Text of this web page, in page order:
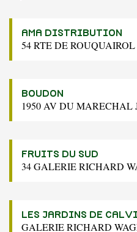
AMA DISTRIBUTION
54 RTE DE
BOUDON
1950 AV DU MARECHAL
FRUITS DU SUD
34 GALERIE RICHARD
LES JARDINS DE
GALERIE RICHARD